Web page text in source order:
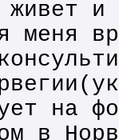
и
меня
на
в